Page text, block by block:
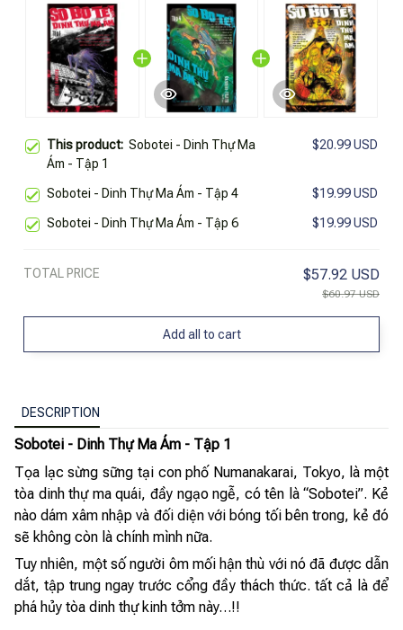
This product: Sobotei - Dinh Thự Ma
Ám - Tập 1
$20.99 USD
Sobotei - Dinh Thự Ma Ám - Tập 4 $19.99 USD
Sobotei - Dinh Thự Ma Ám - Tập 6 $19.99 USD
TOTAL PRICE $57.92 USD
$60.97 USD
Add all to cart
DESCRIPTION
Sobotei - Dinh Thự Ma Ám - Tập 1
Tọa lạc sừng sững tại con phố Numanakarai, Tokyo, là một
tòa dinh thự ma quái, đầy ngạo ngễ, có tên là “Sobotei”. Kẻ
nào dám xâm nhập và đối diện với bóng tối bên trong, kẻ đó
sẽ không còn là chính mình nữa.
Tuy nhiên, một số người ôm mối hận thù với nó đã được dẫn
dắt, tập trung ngay trước cổng đầy thách thức. tất cả là để
phá hủy tòa dinh thự kinh tởm này…!!